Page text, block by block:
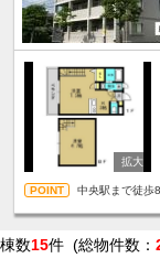
中央駅まで徒歩
棟数15件 (総物件数：